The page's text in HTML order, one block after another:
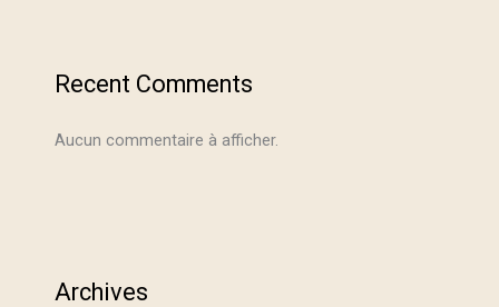
Recent Comments
Aucun commentaire à afficher.
Archives